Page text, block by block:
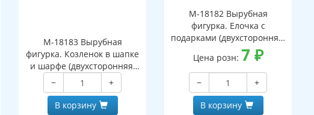
М-18183 Вырубная
фигурка. Козленок в шапке
и шарфе (двухсторонняя,
ВД-лак)
−
+
В корзину
М-18182 Вырубная
фигурка. Елочка с
подарками (двухсторонняя,
ВД-лак)
Цена розн: 7 ₽
−
+
В корзину